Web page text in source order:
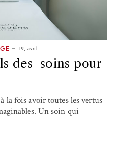
19, avril
des soins pour
la fois avoir toutes les vertus
Un soin qui